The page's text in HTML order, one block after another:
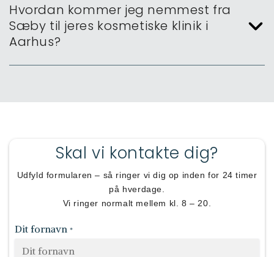
Hvordan kommer jeg nemmest fra
Sæby til jeres kosmetiske klinik i
Aarhus?
Skal vi kontakte dig?
Udfyld formularen – så ringer vi dig op inden for 24 timer
på hverdage.
Vi ringer normalt mellem kl. 8 – 20.
Dit fornavn *